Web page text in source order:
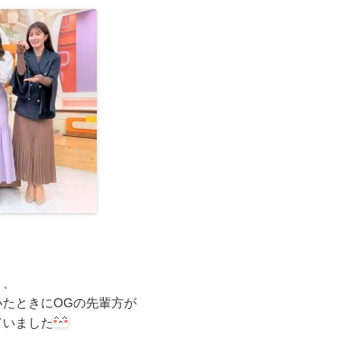
ときにOGの先輩方が
ました